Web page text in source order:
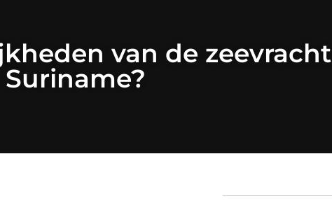
van de zeevracht